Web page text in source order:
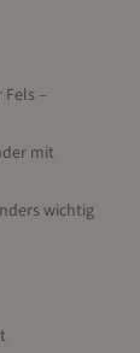
–
mit
wichtig